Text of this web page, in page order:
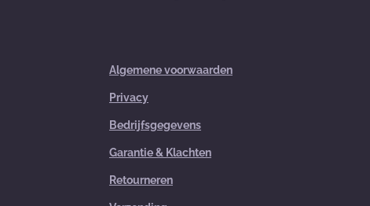
Algemene voorwaarden
Privacy
Bedrijfsgegevens
Garantie & Klachten
Retourneren